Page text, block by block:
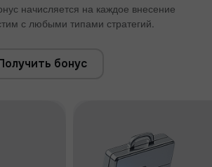
начисляется на каждое внесение
с любыми типами стратегий.
бонусБахтли депозит